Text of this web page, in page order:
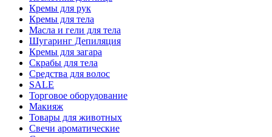
Кремы для рук
Кремы для тела
Масла и гели для тела
Шугаринг Депиляция
Кремы для загара
Скрабы для тела
Средства для волос
SALE
Торговое оборудование
Макияж
Товары для животных
Свечи ароматические